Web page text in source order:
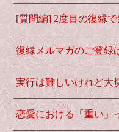
[質問編] 2度目の復縁
復縁メルマガのご登録
実行は難しいけれど大
恋愛における「重い」